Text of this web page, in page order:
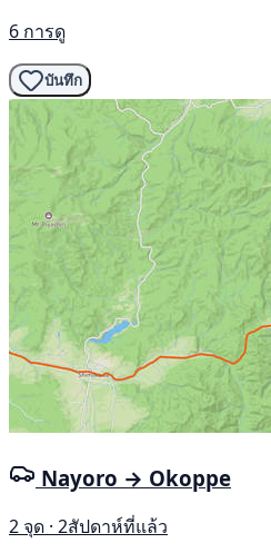
6 การดู
บันทึก
Nayoro → Okoppe
2 จุด · 2สัปดาห์ที่แล้ว